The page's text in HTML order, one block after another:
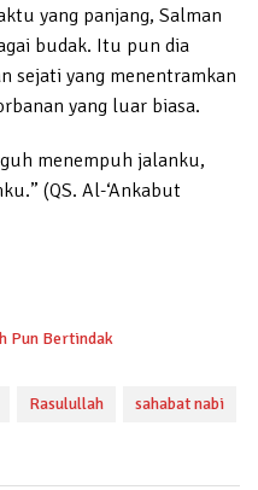
yang panjang, Salman
budak. Itu pun dia
sejati yang menentramkan
yang luar biasa.
menempuh jalanku,
(QS. Al-‘Ankabut
Pun Bertindak
Rasulullah sahabat nabi